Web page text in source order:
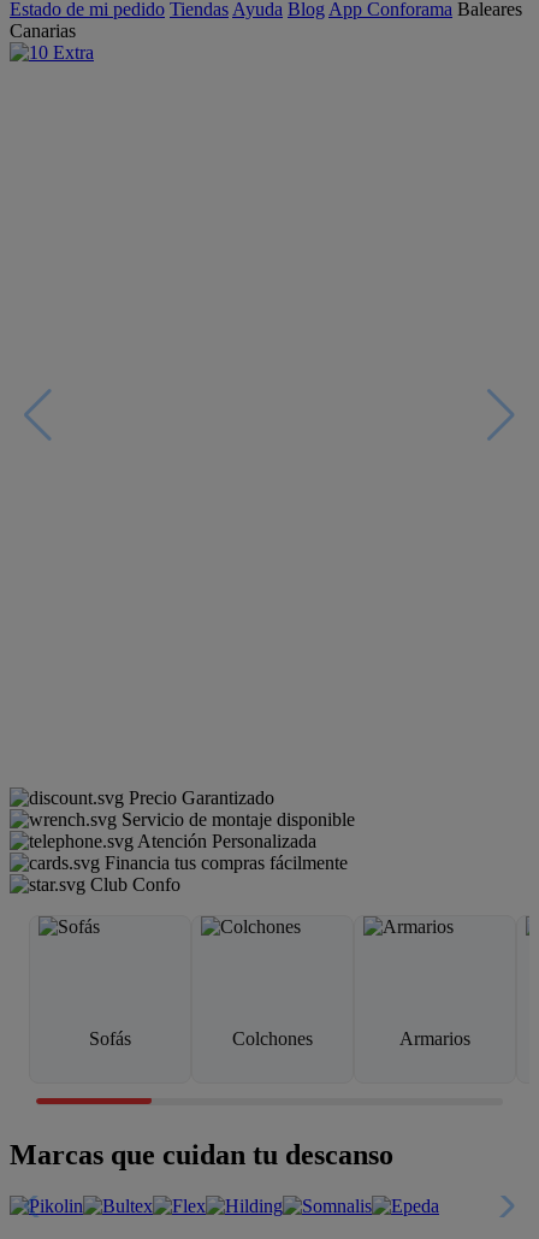
Estado de mi pedido Tiendas Ayuda Blog App Conforama Baleares
Canarias
Precio Garantizado
Servicio de montaje disponible
Atención Personalizada
Financia tus compras fácilmente
Club Confo
Sofás Colchones Armarios
Marcas que cuidan tu descanso